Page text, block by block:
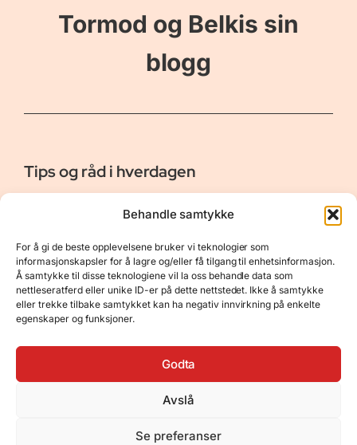
Behandle samtykke
For å gi de beste opplevelsene bruker vi teknologier som
informasjonskapsler for å lagre og/eller få tilgang til enhetsinformasjon.
Å samtykke til disse teknologiene vil la oss behandle data som
nettleseratferd eller unike ID-er på dette nettstedet. Ikke å samtykke
eller trekke tilbake samtykket kan ha negativ innvirkning på enkelte
egenskaper og funksjoner.
Godta
Avslå
Se preferanser
Tormod og Belkis sin
blogg
Tips og råd i hverdagen
Er vår bloggside hvor vi ønsker å dele våre opplevelser og
gi deg råd og tips innen reiser, hotell - og restauranter,
naturopplevelser, personlig pleie, data, film og bøker m.m.
Nyttige Linker
Om oss
Kontakt
Resurser
Personvernerklæring
Opphavsrett
GeneratePress•Hosted by